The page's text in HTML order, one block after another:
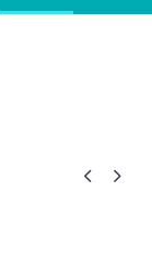
 